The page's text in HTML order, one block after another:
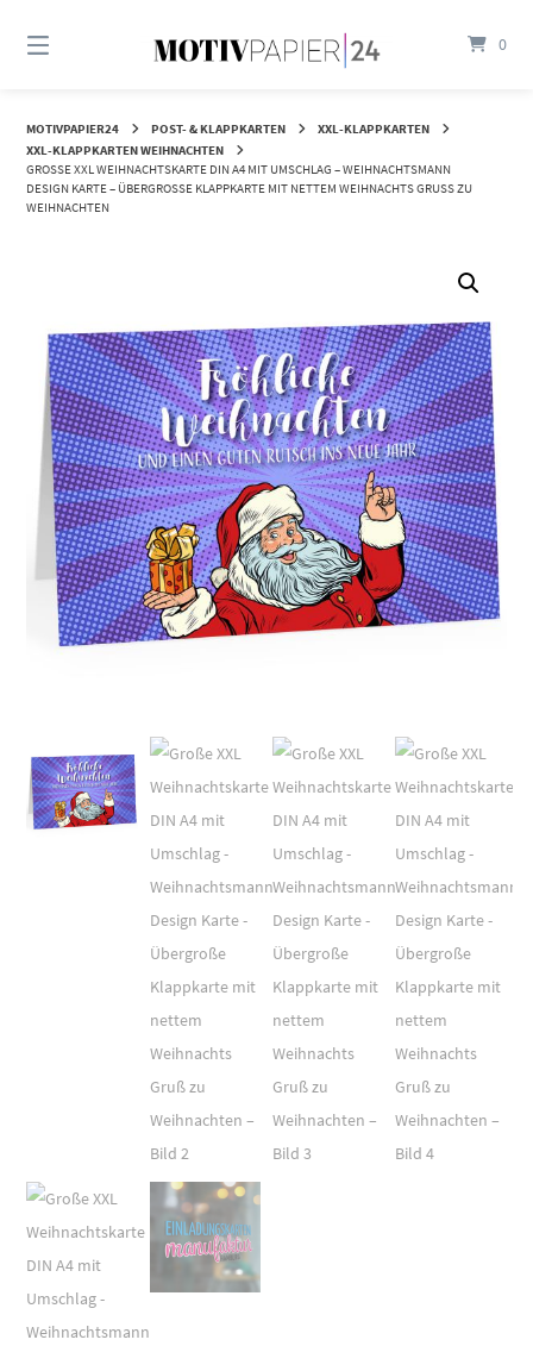
zum
0
MOTIVPAPIER24 POST- & KLAPPKARTEN
XXL-KLAPPKARTEN
XXL-KLAPPKARTEN WEIHNACHTEN
GROSSE XXL WEIHNACHTSKARTE DIN A4 MIT UMSCHLAG – WEIHNACHTSMANN D
ESIGN KARTE – ÜBERGROSSE KLAPPKARTE MIT NETTEM WEIHNACHTS GRUSS ZU WEI
HNACHTEN